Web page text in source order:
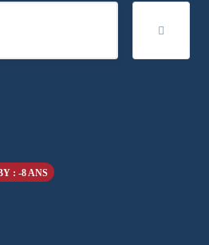
: -8 ANS